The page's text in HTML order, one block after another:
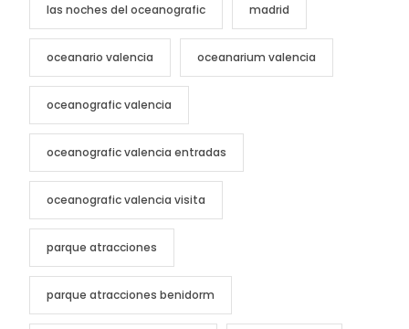
las noches del oceanografic madrid
oceanario valencia oceanarium valencia
oceanografic valencia
oceanografic valencia entradas
oceanografic valencia visita
parque atracciones
parque atracciones benidorm